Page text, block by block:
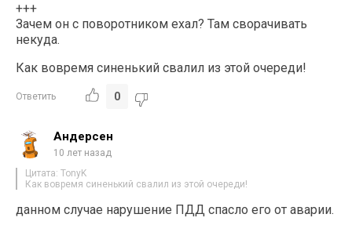
+++
Зачем он с поворотником ехал? Там сворачивать
некуда.
Как вовремя синенький свалил из этой очереди!
Ответить 0
Андерсен
10 лет назад
Цитата: TonyK
Как вовремя синенький свалил из этой очереди!
данном случае нарушение ПДД спасло его от аварии.